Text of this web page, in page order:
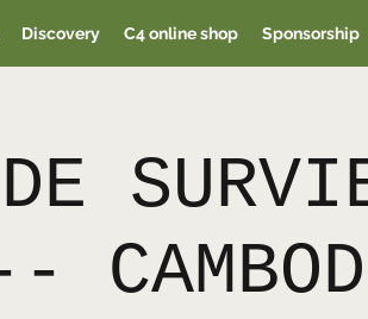
Discovery C4 online shop Sponsorship